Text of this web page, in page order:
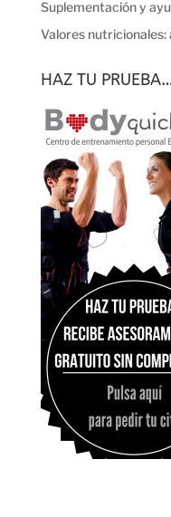
Suplementación y
Valores nutricionales:
HAZ TU